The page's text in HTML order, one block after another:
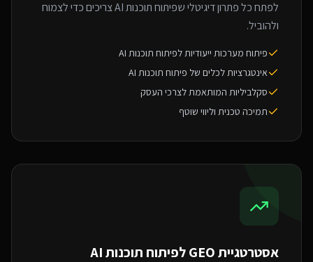
לפתח כל פתרון דיגיטלי שפיתוח תוכנות AI צריכים כדי לצמוח
ולהוביל.
פיתוח מערכות ייעודיות לפיתוח תוכנות AI
אינטגרציות לכלים של פיתוח תוכנות AI
סקלביליות המותאמת לצרכי העסק
תמיכה טכנית וליווי שוטף
אסטרטגיית GEO ל פיתוח תוכנות AI